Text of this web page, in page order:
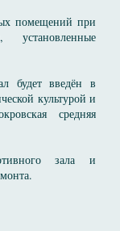
помещений при
будет введён в
культурой и
средняя
зала и